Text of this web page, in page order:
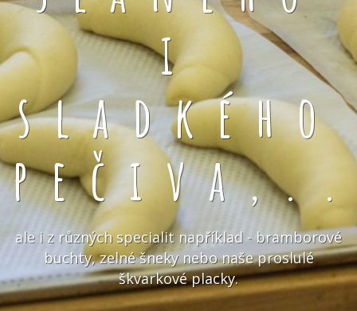
i
sladkého
ale i z různých specialit například - bramborové
buchty, zelné šneky nebo naše proslulé
škvarkové placky.